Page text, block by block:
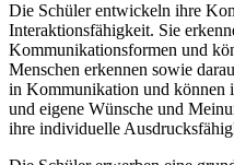
Die Schüler entwickeln ihre
Interaktionsfähigkeit. Sie
Kommunikationsformen und
Menschen erkennen sowie
in Kommunikation und können
und eigene Wünsche und
ihre individuelle